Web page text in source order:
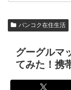
バンコク在住生活
グーグルマ
てみた！携